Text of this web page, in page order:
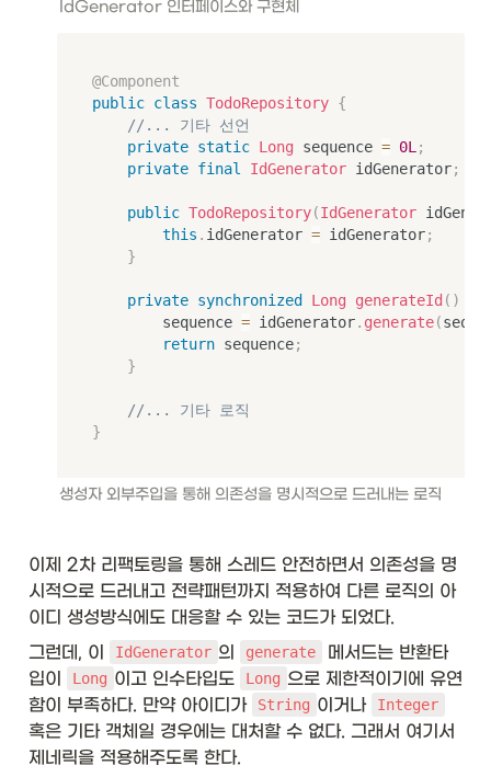
제
네
릭
타
입
}
&
\t
ex
t{
ge
IdGenerator 인터페이스와 구현체
@Component
public class TodoRepository {
//... 기타 선언
private static Long sequence = 0L ;
private final IdGenerator idGenerator;
public TodoRepository(IdGenerator
this . idGenerator = idGenerator;
}
private synchronized Long generateId ( )
        sequence
= idGenerator. generate(
return sequence;
}
//... 기타 로직
}
생성자 외부주입을 통해 의존성을 명시적으로 드러내는 로직
이제 2차 리팩토링을 통해 스레드 안전하면서 의존성을 명
시적으로 드러내고 전략패턴까지 적용하여 다른 로직의 아
이디 생성방식에도 대응할 수 있는 코드가 되었다.
그런데, 이
IdGenerator 의 generate
메서드는 반환타
입이
Long 이고 인수타입도 Long 으로 제한적이기에 유연
함이 부족하다. 만약 아이디가
String 이거나 Integer
혹은 기타 객체일 경우에는 대처할 수 없다. 그래서 여기서
제네릭을 적용해주도록 한다.